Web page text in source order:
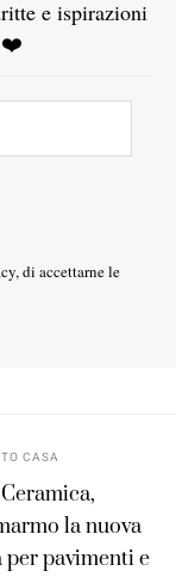
e ispirazioni
❤️
, di accettarne le
CASA
la nuova
per pavimenti e